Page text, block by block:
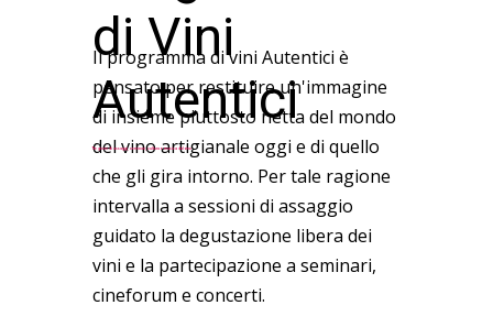
di Vini
Autentici
Tre giorni di assaggi, seminari, cultura e musica dal vino
Il programma di vini Autentici è
pensato per restituire un'immagine
di insieme piuttosto netta del mondo
del vino artigianale oggi e di quello
che gli gira intorno. Per tale ragione
intervalla a sessioni di assaggio
guidato la degustazione libera dei
vini e la partecipazione a seminari,
cineforum e concerti.